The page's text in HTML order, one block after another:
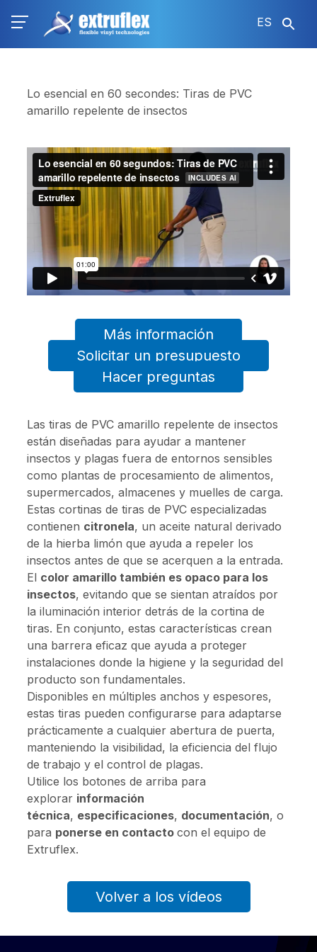
ES
Lo esencial en 60 secondes: Tiras de PVC
amarillo repelente de insectos
Más información
Solicitar un presupuesto
Hacer preguntas
Las tiras de PVC amarillo repelente de insectos
están diseñadas para ayudar a mantener
insectos y plagas fuera de entornos sensibles
como plantas de procesamiento de alimentos,
supermercados, almacenes y muelles de carga.
Estas cortinas de tiras de PVC especializadas
contienen citronela, un aceite natural derivado
de la hierba limón que ayuda a repeler los
insectos antes de que se acerquen a la entrada.
El color amarillo también es opaco para los
insectos, evitando que se sientan atraídos por
la iluminación interior detrás de la cortina de
tiras. En conjunto, estas características crean
una barrera eficaz que ayuda a proteger
instalaciones donde la higiene y la seguridad del
producto son fundamentales.
Disponibles en múltiples anchos y espesores,
estas tiras pueden configurarse para adaptarse
prácticamente a cualquier abertura de puerta,
manteniendo la visibilidad, la eficiencia del flujo
de trabajo y el control de plagas.
Utilice los botones de arriba para
explorar información
técnica, especificaciones, documentación, o
para ponerse en contacto con el equipo de
Extruflex.
Volver a los vídeos